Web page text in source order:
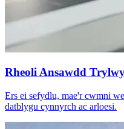
Rheoli Ansawdd
Ers ei sefydlu, mae'r cwmni
datblygu cynnyrch ac arloesi.